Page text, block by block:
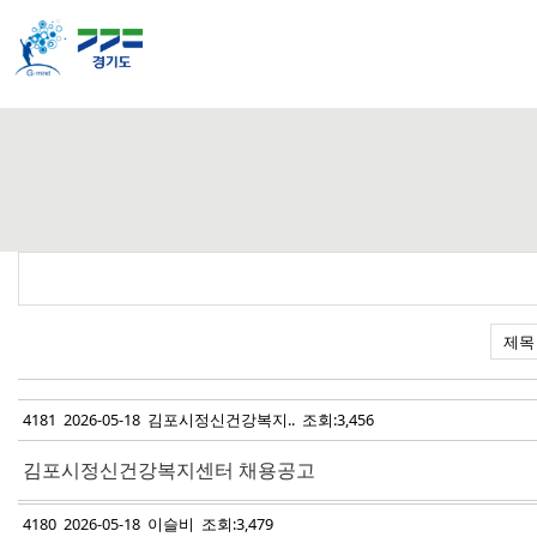
4181 2026-05-18 김포시정신건강복지.. 조회:3,456
김포시정신건강복지센터 채용공고
4180 2026-05-18 이슬비 조회:3,479